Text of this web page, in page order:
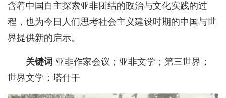
含着中国自主探索亚非团结的政治与文化实践的过
程，也为今日人们思考社会主义建设时期的中国与世
界提供新的启示。
关键词 亚非作家会议；亚非文学；第三世界；
世界文学；塔什干